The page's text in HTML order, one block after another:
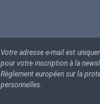
Votre adresse e-mail est
pour votre inscription à la
Règlement européen sur la
personnelles.